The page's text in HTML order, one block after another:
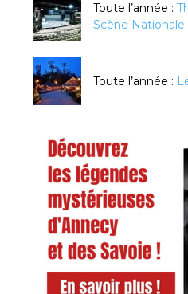
Toute l’année :
Scène Nationale
Toute l’année :